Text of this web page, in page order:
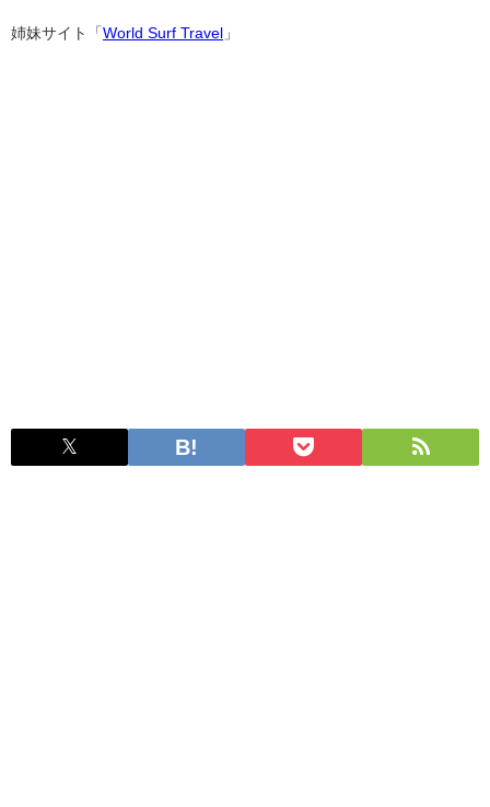
姉妹サイト「 World Surf Travel 」